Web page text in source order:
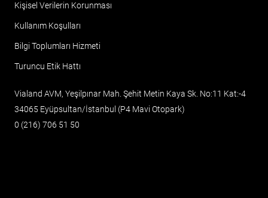
Kişisel Verilerin Korunması
Kullanım Koşulları
Bilgi Toplumları Hizmeti
Turuncu Etik Hattı
Vialand AVM, Yeşilpınar Mah. Şehit Metin Kaya Sk. No:11 Kat:-4
34065 Eyüpsultan/İstanbul (P4 Mavi Otopark)
0 (216) 706 51 50